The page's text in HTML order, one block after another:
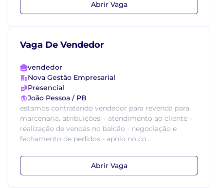
Abrir Vaga
Vaga De Vendedor
vendedor
Nova Gestão Empresarial
Presencial
João Pessoa / PB
estamos contratando vendedor para revenda para
marcenaria. atribuições: - atendimento ao cliente -
realização de vendas no balcão - negociação e
fechamento de pedidos - apoio no co...
Abrir Vaga